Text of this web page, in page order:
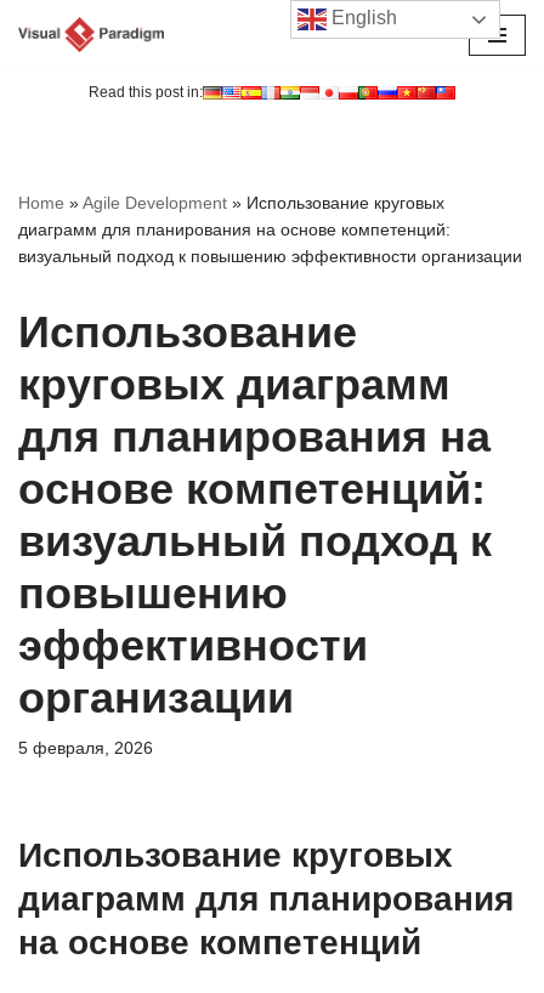
Read this post in:
Home »Agile Development » Использование круговых
диаграмм для планирования на основе компетенций:
визуальный подход к повышению эффективности организации
Использование
круговых диаграмм
для планирования на
основе компетенций:
визуальный подход к
повышению
эффективности
организации
5 февраля, 2026
Использование круговых
диаграмм для планирования
на основе компетенций
English